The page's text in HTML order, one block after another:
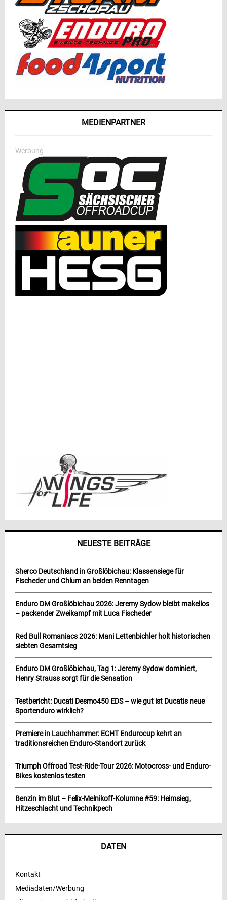
MEDIENPARTNER
Werbung
NEUESTE BEITRÄGE
Sherco Deutschland in Großlöbichau: Klassensiege für
Fischeder und Chlum an beiden Renntagen
Enduro DM Großlöbichau 2026: Jeremy Sydow bleibt makellos
– packender Zweikampf mit Luca Fischeder
Red Bull Romaniacs 2026: Mani Lettenbichler holt historischen
siebten Gesamtsieg
Enduro DM Großlöbichau, Tag 1: Jeremy Sydow dominiert,
Henry Strauss sorgt für die Sensation
Testbericht: Ducati Desmo450 EDS – wie gut ist Ducatis neue
Sportenduro wirklich?
Premiere in Lauchhammer: ECHT Endurocup kehrt an
traditionsreichen Enduro-Standort zurück
Triumph Offroad Test-Ride-Tour 2026: Motocross- und Enduro-
Bikes kostenlos testen
Benzin im Blut – Felix-Melnikoff-Kolumne #59: Heimsieg,
Hitzeschlacht und Technikpech
DATEN
Kontakt
Mediadaten/Werbung